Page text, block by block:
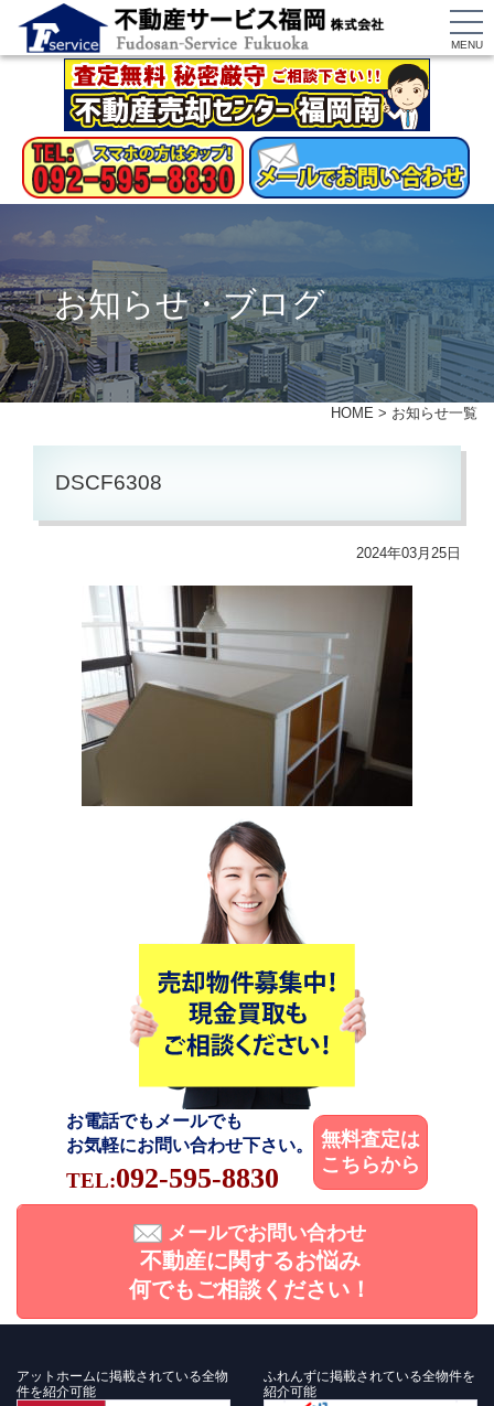
MENU
お知らせ・ブログ
HOME > お知らせ一覧
DSCF6308
2024年03月25日
お電話でもメールでも
お気軽にお問い合わせ下さい。
TEL:092-595-8830
無料査定は
こちらから
メールでお問い合わせ
不動産に関するお悩み
何でもご相談ください！
アットホームに掲載されている全物
件を紹介可能
ふれんずに掲載されている全物件を
紹介可能